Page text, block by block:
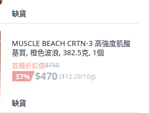
缺貨
MUSCLE BEACH CRTN-3 高強度肌酸
基質, 橙色波浪, 382.5克, 1個
首購折扣價$750
37% $470 ($12.29/10g)
缺貨